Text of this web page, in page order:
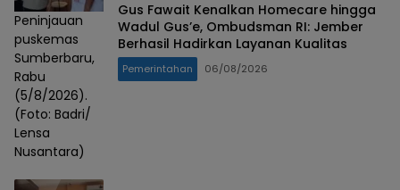
Peninjauan
puskemas
Sumberbaru,
Rabu
(5/8/2026).
(Foto: Badri/
Lensa
Nusantara)
Gus Fawait Kenalkan Homecare hingga
Wadul Gus’e, Ombudsman RI: Jember
Berhasil Hadirkan Layanan Kualitas
Pemerintahan 06/08/2026